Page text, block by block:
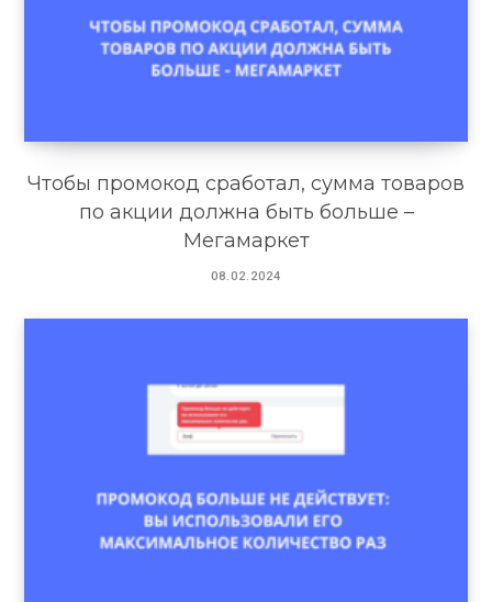
Чтобы промокод сработал, сумма товаров
по акции должна быть больше –
Мегамаркет
08.02.2024